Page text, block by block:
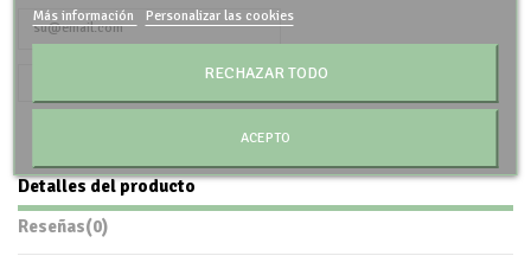
Detalles del producto
Reseñas(0)
Más información
Personalizar las cookies
RECHAZAR TODO
ACEPTO